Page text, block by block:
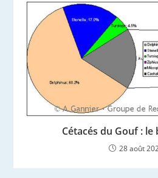
Cétacés du Gouf :
28 août